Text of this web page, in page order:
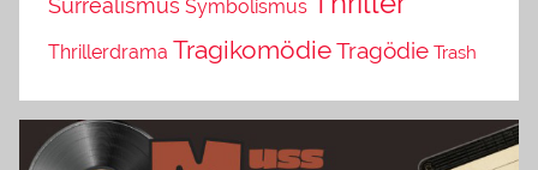
Surrealismus Symbolismus
Thrillerdrama TragikomödieTragödie Trash